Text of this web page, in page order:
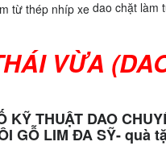
dao chặt làm
VỪA
KỸ THUẬT DAO
GỖ LIM ĐA SỸ- quà